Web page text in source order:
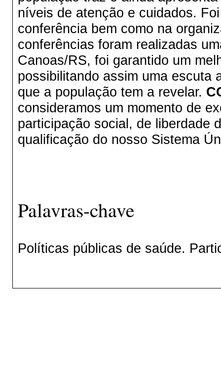
níveis de atenção e cuidados.
conferência bem como na
conferências foram realizadas
Canoas/RS, foi garantido um
possibilitando assim uma escuta
que a população tem a revelar.
consideramos um momento de
participação social, de liberdade
qualificação do nosso Sistema
Palavras-chave
Políticas públicas de saúde.